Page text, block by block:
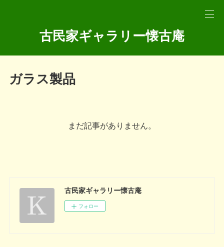
古民家ギャラリー懐古庵
ガラス製品
まだ記事がありません。
古民家ギャラリー懐古庵
フォロー